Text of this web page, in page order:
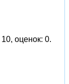
10, оценок: 0.